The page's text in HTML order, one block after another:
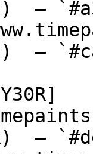
—
—
—